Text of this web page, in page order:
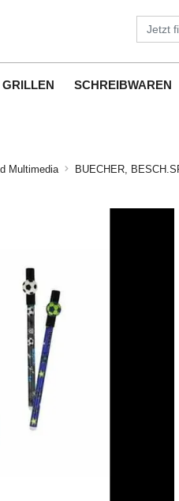
GRILLEN SCHREIBWAREN
Multimedia BUECHER,